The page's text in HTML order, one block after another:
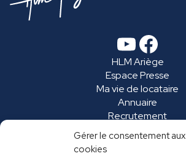
Gérer le consentement aux
cookies
YouTube Facebook
HLM Ariège
Espace Presse
Ma vie de locataire
Annuaire
Recrutement
Marchés publics
FAQ